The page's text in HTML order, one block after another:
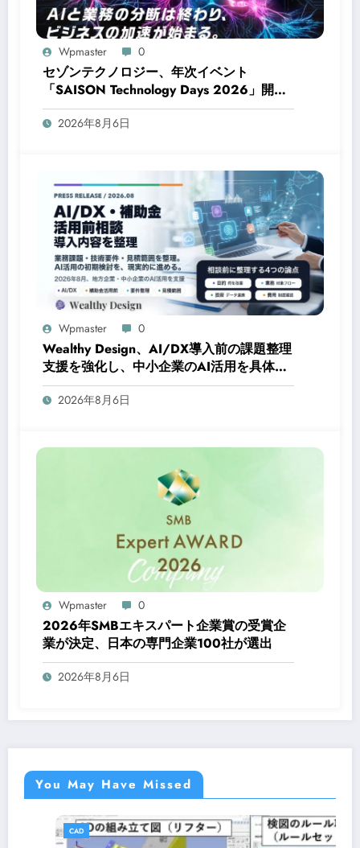
Wpmaster 0
セゾンテクノロジー、年次イベント
「SAISON Technology Days 2026」開
催！AIでビジネスを加速させる3日間
2026年8月6日
Wpmaster 0
Wealthy Design、AI/DX導入前の課題整理
支援を強化し、中小企業のAI活用を具体的
にサポート
2026年8月6日
Wpmaster 0
2026年SMBエキスパート企業賞の受賞企
業が決定、日本の専門企業100社が選出
2026年8月6日
You May Have Missed